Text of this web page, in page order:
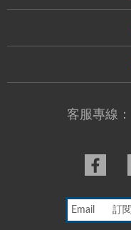
客服專線：
Email